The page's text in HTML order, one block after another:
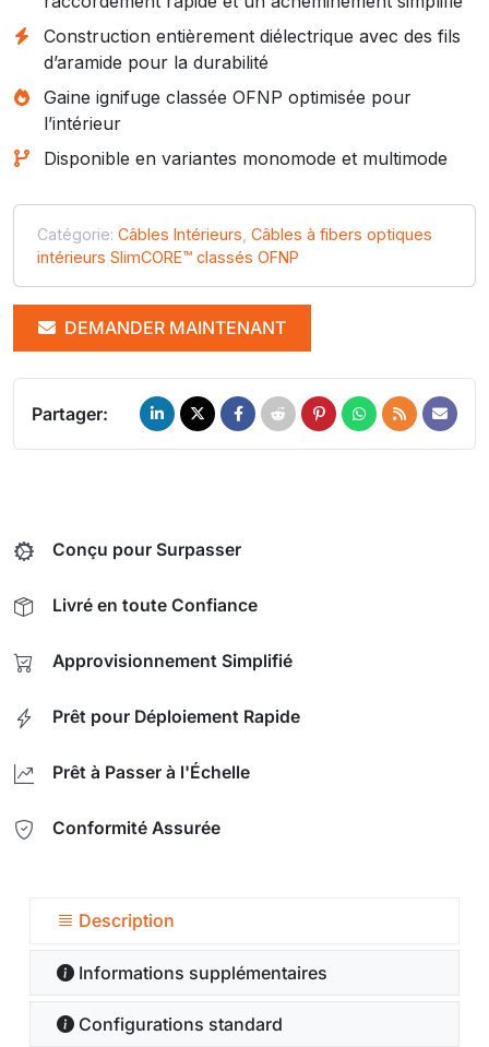
Construction entièrement diélectrique avec des fils
d’aramide pour la durabilité
Gaine ignifuge classée OFNP optimisée pour
l’intérieur
Disponible en variantes monomode et multimode
Catégorie: Câbles Intérieurs Câbles à fibers optiques
intérieurs SlimCORE™ classés OFNP
DEMANDER MAINTENANT
Partager:
Conçu pour Surpasser
Livré en toute Confiance
Approvisionnement Simplifié
Prêt pour Déploiement Rapide
Prêt à Passer à l'Échelle
Conformité Assurée
Description
Informations supplémentaires
Configurations standard